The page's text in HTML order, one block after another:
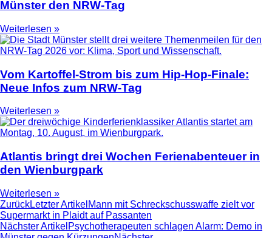
Münster den NRW-Tag
Weiterlesen »
Vom Kartoffel-Strom bis zum Hip-Hop-Finale:
Neue Infos zum NRW-Tag
Weiterlesen »
Atlantis bringt drei Wochen Ferienabenteuer in
den Wienburgpark
Weiterlesen »
ZurückLetzter Artikel Mann mit Schreckschusswaffe zielt vor
Supermarkt in Plaidt auf Passanten
Nächster Artikel Psychotherapeuten schlagen Alarm: Demo in